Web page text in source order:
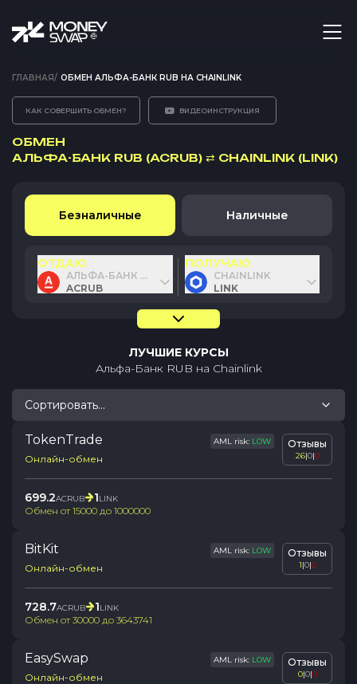
ГЛАВНАЯ/ ОБМЕН АЛЬФА-БАНК RUB НА CHAINLINK
КАК СОВЕРШИТЬ ОБМЕН? ВИДЕОИНСТРУКЦИЯ
ОБМЕН
АЛЬФА-БАНК RUB (ACRUB) ⇄ CHAINLINK (LINK)
Безналичные Наличные
ОТДАЮ
АЛЬФА-БАНК RUB
ACRUB
ПОЛУЧАЮ
CHAINLINK
LINK
ЛУЧШИЕ КУРСЫ
Альфа-Банк RUB на Chainlink
Сортировать...
TokenTrade AML risk: LOW
Онлайн-обмен
Отзывы
26|0|0
699.2ACRUB 1LINK
Обмен от15000 до 1000000
BitKit AML risk: LOW
Онлайн-обмен
Отзывы
1|0|0
728.7ACRUB 1LINK
Обмен от30000 до 3643741
EasySwap AML risk: LOW
Онлайн-обмен
Отзывы
0|0|0